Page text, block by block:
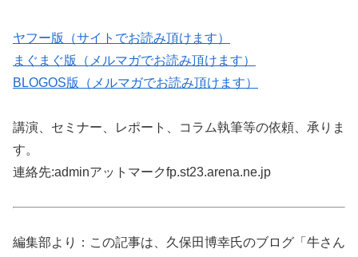
ヤフー版（サイトでお読み頂けます）
まぐまぐ版（メルマガでお読み頂けます）
BLOGOS版（メルマガでお読み頂けます）
講演、セミナー、レポート、コラム執筆等の依頼、承りま
す。
連絡先:adminアットマークfp.st23.arena.ne.jp
編集部より：この記事は、久保田博幸氏のブログ「牛さん